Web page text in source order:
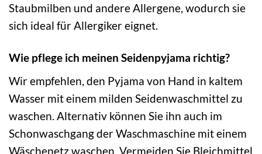
Staubmilben und andere Allergene, wodurch sie
sich ideal für Allergiker eignet.
Wie pflege ich meinen Seidenpyjama richtig?
Wir empfehlen, den Pyjama von Hand in kaltem
Wasser mit einem milden Seidenwaschmittel zu
waschen. Alternativ können Sie ihn auch im
Schonwaschgang der Waschmaschine mit einem
Wäschenetz waschen. Vermeiden Sie Bleichmittel